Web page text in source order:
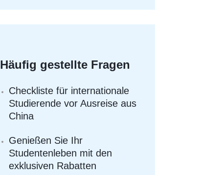
Häufig gestellte Fragen
Checkliste für internationale
Studierende vor Ausreise aus
China
Genießen Sie Ihr
Studentenleben mit den
exklusiven Rabatten